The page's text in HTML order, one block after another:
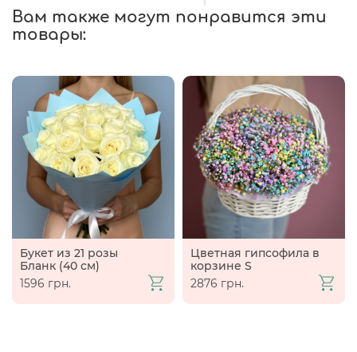
Вам также могут понравится эти
товары:
Букет из 21 розы
Бланк (40 см)
1596 грн.
Цветная гипсофила в
корзине S
2876 грн.